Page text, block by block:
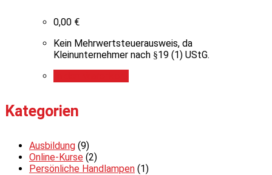
0,00 €
Kein Mehrwertsteuerausweis, da
Kleinunternehmer nach §19 (1) UStG.
Kategorien
Ausbildung (9)
Online-Kurse (2)
Persönliche Handlampen (1)